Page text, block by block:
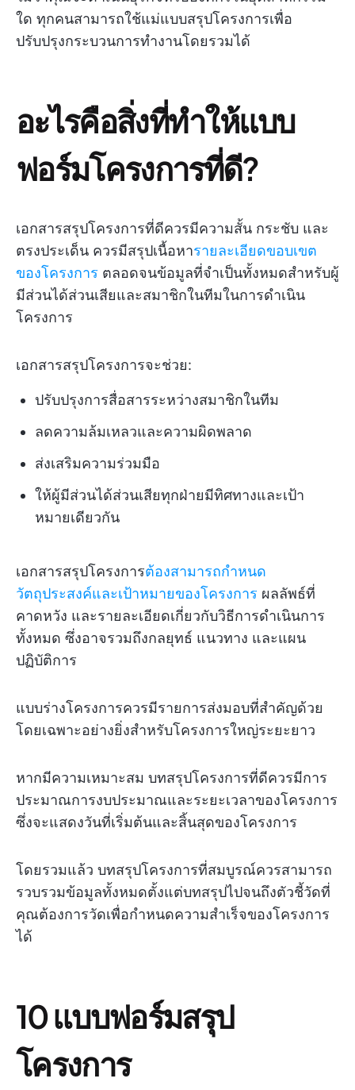
ใด ทุกคนสามารถใช้แม่แบบสรุปโครงการเพื่อ
ปรับปรุงกระบวนการทำงานโดยรวมได้
อะไรคือสิ่งที่ทำให้แบบ
ฟอร์มโครงการที่ดี?
เอกสารสรุปโครงการที่ดีควรมีความสั้น กระชับ และ
ตรงประเด็น ควรมีสรุปเนื้อหารายละเอียดขอบเขต
ของโครงการ ตลอดจนข้อมูลที่จำเป็นทั้งหมดสำหรับผู้
มีส่วนได้ส่วนเสียและสมาชิกในทีมในการดำเนิน
โครงการ
เอกสารสรุปโครงการจะช่วย:
ปรับปรุงการสื่อสารระหว่างสมาชิกในทีม
ลดความล้มเหลวและความผิดพลาด
ส่งเสริมความร่วมมือ
ให้ผู้มีส่วนได้ส่วนเสียทุกฝ่ายมีทิศทางและเป้า
หมายเดียวกัน
เอกสารสรุปโครงการต้องสามารถกำหนด
วัตถุประสงค์และเป้าหมายของโครงการ ผลลัพธ์ที่
คาดหวัง และรายละเอียดเกี่ยวกับวิธีการดำเนินการ
ทั้งหมด ซึ่งอาจรวมถึงกลยุทธ์ แนวทาง และแผน
ปฏิบัติการ
แบบร่างโครงการควรมีรายการส่งมอบที่สำคัญด้วย
โดยเฉพาะอย่างยิ่งสำหรับโครงการใหญ่ระยะยาว
หากมีความเหมาะสม บทสรุปโครงการที่ดีควรมีการ
ประมาณการงบประมาณและระยะเวลาของโครงการ
ซึ่งจะแสดงวันที่เริ่มต้นและสิ้นสุดของโครงการ
โดยรวมแล้ว บทสรุปโครงการที่สมบูรณ์ควรสามารถ
รวบรวมข้อมูลทั้งหมดตั้งแต่บทสรุปไปจนถึงตัวชี้วัดที่
คุณต้องการวัดเพื่อกำหนดความสำเร็จของโครงการ
ได้
10 แบบฟอร์มสรุป
โครงการ